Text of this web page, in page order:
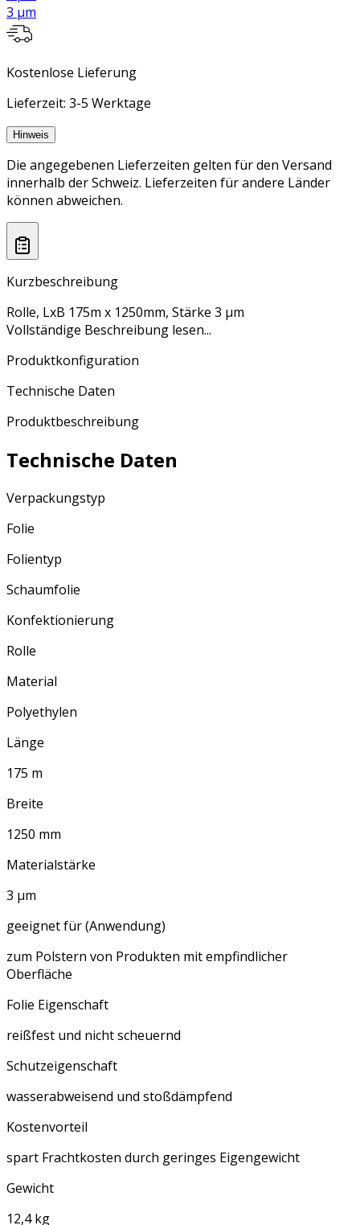
3 µm
Kostenlose Lieferung
Lieferzeit: 3-5 Werktage
Hinweis
Die angegebenen Lieferzeiten gelten für den Versand
innerhalb der Schweiz. Lieferzeiten für andere Länder
können abweichen.
Kurzbeschreibung
Rolle, LxB 175m x 1250mm, Stärke 3 µm
Vollständige Beschreibung lesen...
Produktkonfiguration
Technische Daten
Produktbeschreibung
Technische Daten
Verpackungstyp
Folie
Folientyp
Schaumfolie
Konfektionierung
Rolle
Material
Polyethylen
Länge
175 m
Breite
1250 mm
Materialstärke
3 µm
geeignet für (Anwendung)
zum Polstern von Produkten mit empfindlicher
Oberfläche
Folie Eigenschaft
reißfest und nicht scheuernd
Schutzeigenschaft
wasserabweisend und stoßdämpfend
Kostenvorteil
spart Frachtkosten durch geringes Eigengewicht
Gewicht
12,4 kg